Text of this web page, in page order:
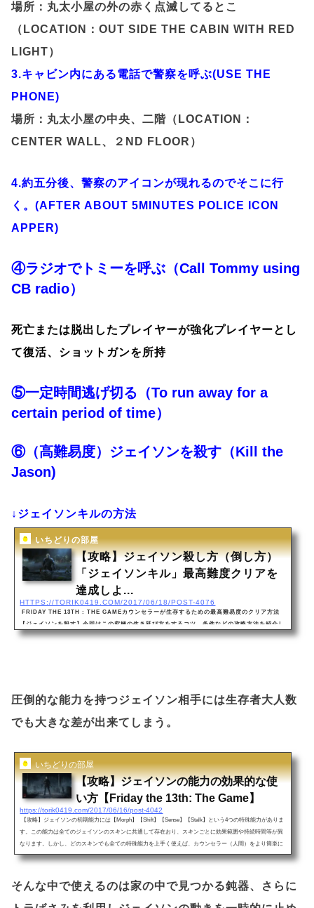
場所：丸太小屋の外の赤く点滅してるとこ
（LOCATION：OUT SIDE THE CABIN WITH RED
LIGHT）
3.キャビン内にある電話で警察を呼ぶ(USE THE
PHONE)
場所：丸太小屋の中央、二階（LOCATION：
CENTER WALL、２ND FLOOR）
4.約五分後、警察のアイコンが現れるのでそこに行
く。(AFTER ABOUT 5MINUTES POLICE ICON
APPER)
④ラジオでトミーを呼ぶ（Call Tommy using
CB radio）
死亡または脱出したプレイヤーが強化プレイヤーとし
て復活、ショットガンを所持
⑤一定時間逃げ切る（To run away for a
certain period of time）
⑥（高難易度）ジェイソンを殺す（Kill the
Jason)
↓ジェイソンキルの方法
いちどりの部屋
【攻略】ジェイソン殺し方（倒し方）
「ジェイソンキル」最高難度クリアを
達成しよ...
HTTPS://TORIK0419.COM/2017/06/18/POST-4076
FRIDAY THE 13TH : THE GAMEカウンセラーが生存するための最高難易度のクリア方法
【ジェイソンを殺す】今回はこの究極の生き延び方をするコツ、条件などの攻略方法を紹介し
て行きたいと思います・ジェイソンの倒し方（動画で見たい方はこちら！） １．ジェイソン
圧倒的な能力を持つジェイソン相手には生存者大人数
でも大きな差が出来てしまう。
いちどりの部屋
【攻略】ジェイソンの能力の効果的な使
い方【Friday the 13th: The Game】
https://torik0419.com/2017/06/16/post-4042
【攻略】ジェイソンの初期能力には【Morph】【Shift】【Sense】【Stalk】という4つの特殊能力がありま
す。この能力は全てのジェイソンのスキンに共通して存在おり、スキンごとに効果範囲や持続時間等が異
なります。しかし、どのスキンでも全ての特殊能力を上手く使えば、カウンセラー（人間）をより簡単に
殺すことが出来ます。また生存者側もジェイソンの特殊能力を理解して上手く逃げの立ち回りを出来るよ
ル発動途中に解除す...
そんな中で使えるのは家の中で見つかる鈍器、さらに